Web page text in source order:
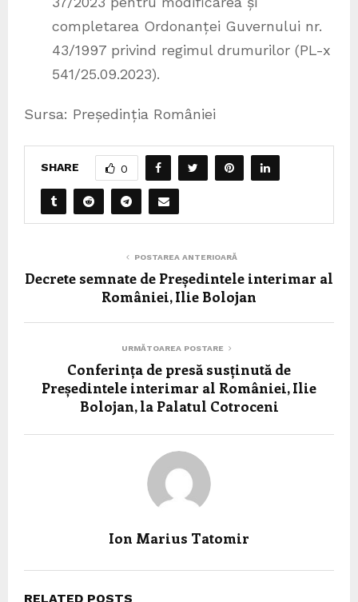
completarea Ordonanței Guvernului nr.
43/1997 privind regimul drumurilor (PL-x
541/25.09.2023).
Sursa: Președinția României
SHARE 0
POSTAREA ANTERIOARĂ
Decrete semnate de Președintele interimar al
României, Ilie Bolojan
URMĂTOAREA POSTARE
Conferința de presă susținută de
Președintele interimar al României, Ilie
Bolojan, la Palatul Cotroceni
Ion Marius Tatomir
RELATED POSTS